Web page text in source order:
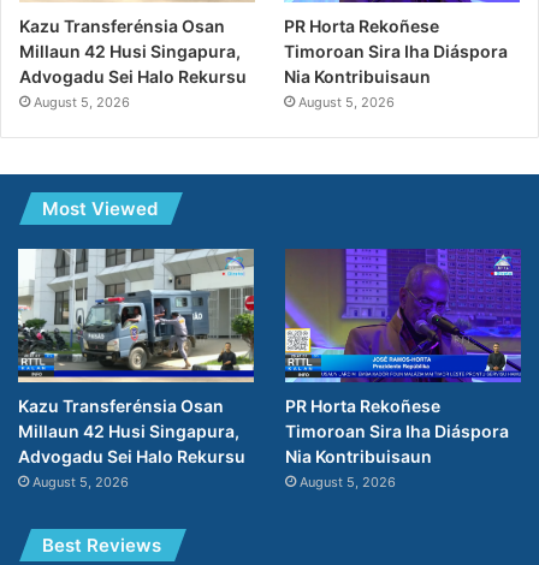
Kazu Transferénsia Osan
Millaun 42 Husi Singapura,
Advogadu Sei Halo Rekursu
August 5, 2026
PR Horta Rekoñese
Timoroan Sira Iha Diáspora
Nia Kontribuisaun
August 5, 2026
Most Viewed
Kazu Transferénsia Osan
Millaun 42 Husi Singapura,
Advogadu Sei Halo Rekursu
August 5, 2026
PR Horta Rekoñese
Timoroan Sira Iha Diáspora
Nia Kontribuisaun
August 5, 2026
Best Reviews